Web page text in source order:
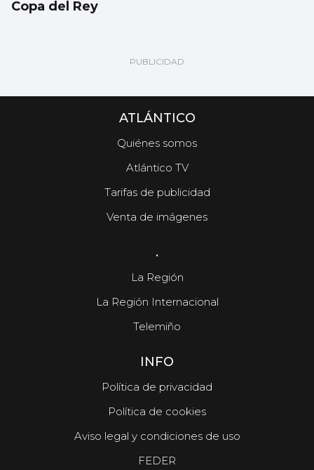
Copa del Rey
Al punto y a media cocción
ATLÁNTICO
Quiénes somos
Atlántico TV
Tarifas de publicidad
Venta de imágenes
.
La Región
La Región Internacional
Telemiño
INFO
Política de privacidad
Política de cookies
Aviso legal y condiciones de uso
FEDER